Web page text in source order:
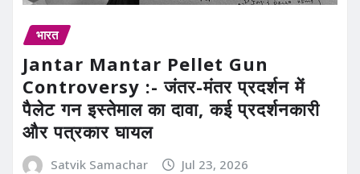
भारत
Jantar Mantar Pellet Gun
Controversy :- जंतर-मंतर प्रदर्शन में
पैलेट गन इस्तेमाल का दावा, कई प्रदर्शनकारी
और पत्रकार घायल
Satvik Samachar Jul 23, 2026